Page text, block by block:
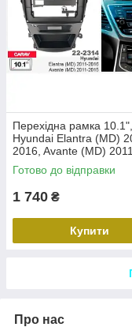
Перехідна рамка 10.1",
Hyundai Elantra (MD)
2016, Avante (MD)
Carav 22-2314
Готово до відправки
1 740 ₴
Купити
Про нас